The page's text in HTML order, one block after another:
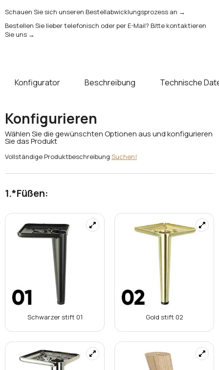
Schauen Sie sich unseren Bestellabwicklungsprozess an →
Bestellen Sie lieber telefonisch oder per E-Mail? Bitte kontaktieren
Sie uns →
Konfigurator Beschreibung Technische
Konfigurieren
Wählen Sie die gewünschten Optionen aus und konfigurieren
Sie das Produkt
Vollständige Produktbeschreibung Suchen!
*Füßen:
Schwarzer stift 01 Gold stift 02